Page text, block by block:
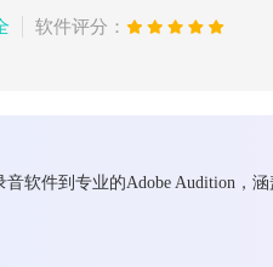
软件评分：
软件到专业的Adobe Audition，